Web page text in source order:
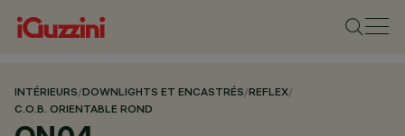
INTÉRIEURS/DOWNLIGHTS ET ENCASTRÉS/REFLEX/
C.O.B. ORIENTABLE ROND